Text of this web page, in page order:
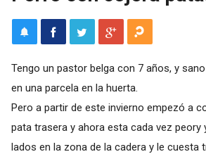
Tengo un pastor belga con 7 años, y
en una parcela en la huerta.
Pero a partir de este invierno empezó a
pata trasera y ahora esta cada vez peory
lados en la zona de la cadera y le cuesta